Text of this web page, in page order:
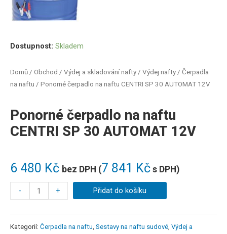
Domů / Obchod / Výdej a skladování nafty / Výdej nafty / Čerpadla
na naftu / Ponorné čerpadlo na naftu CENTRI SP 30 AUTOMAT 12V
Ponorné čerpadlo na naftu
CENTRI SP 30 AUTOMAT 12V
6 480 Kč bez DPH (7 841 Kč s DPH)
Dostupnost: Skladem
- + Přidat do košíku
Kategorií: Čerpadla na naftu Sestavy na naftu sudové Výdej a